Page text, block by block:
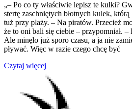
„– Po co ty właściwie lepisz te kulki?
stertę zaschniętych błotnych kulek,
tuż przy plaży. – Na piratów. Przecież
że to oni bali się ciebie – przypomniał.
Ale minęło już sporo czasu, a ja nie
pływać. Więc w razie czego chcę być
Czytaj więcej